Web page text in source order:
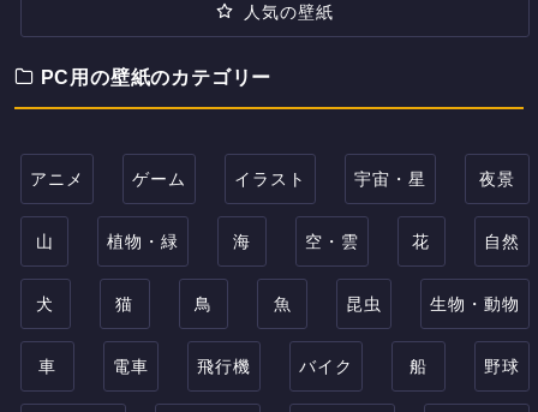
人気の壁紙
PC用の壁紙のカテゴリー
アニメ ゲーム イラスト 宇宙・星 夜景
山 植物・緑 海 空・雲 花 自然
犬 猫 鳥 魚 昆虫 生物・動物
車 電車 飛行機 バイク 船 野球